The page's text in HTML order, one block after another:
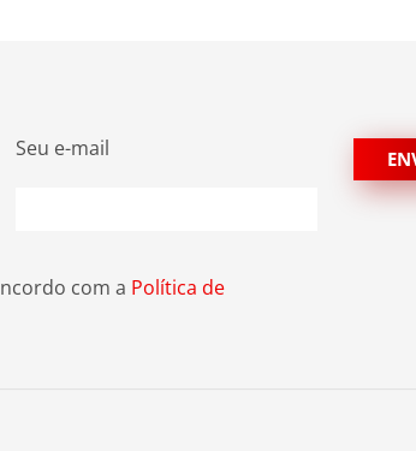
Seu e-mail
com a Política de